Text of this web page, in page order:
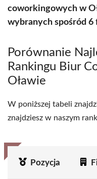
coworkingowych w
wybranych spośród 6
Porównanie
Rankingu Biur
Oławie
W poniższej tabeli
znajdziesz w naszym
Pozycja